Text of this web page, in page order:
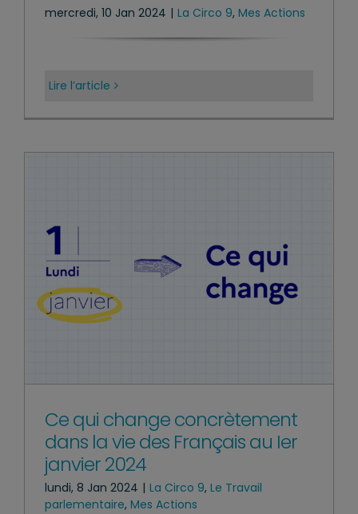
mercredi, 10 Jan 2024 | La Circo 9, Mes Actions
Lire l’article
Ce qui change concrètement
dans la vie des Français au Ier
janvier 2024
lundi, 8 Jan 2024 | La Circo 9, Le Travail
parlementaire, Mes Actions